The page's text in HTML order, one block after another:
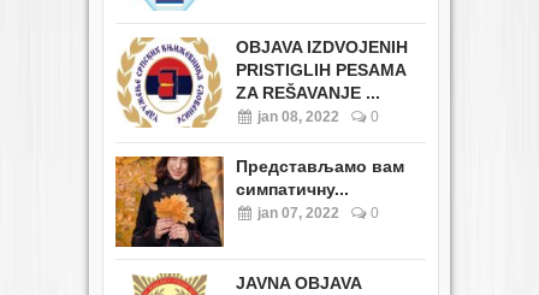
OBJAVA IZDVOJENIH
PRISTIGLIH PESAMA
ZA REŠAVANJE ...
jan 08, 2022 0
Представљамо вам
симпатичну...
jan 07, 2022 0
JAVNA OBJAVA